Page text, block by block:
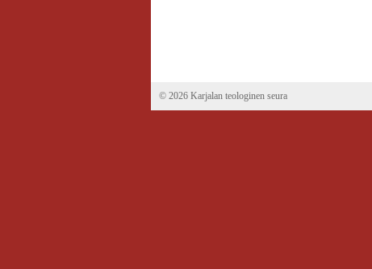
© 2026 Karjalan teologinen seura